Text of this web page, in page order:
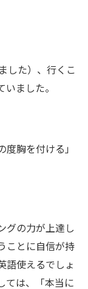
した）、行くこ
いました。
度胸を付ける」
グの力が上達し
ことに自信が持
語使えるでしょ
ては、「本当に